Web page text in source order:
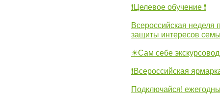
❗Целевое обучение ❗
Всероссийская
защиты интересов
☀Сам себе экскурсовод
❗Всероссийская
Подключайся!